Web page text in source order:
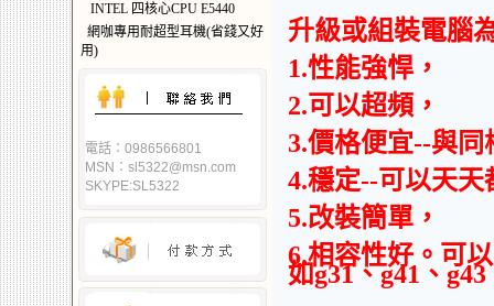
INTEL 四核心CPU E5440
網咖專用耐超型耳機(省錢又好
用)
電話：0986566801
MSN：sl5322@msn.com
SKYPE:SL5322
升級或組裝電腦
1.性能強悍，
2.可以超頻，
3.價格便宜--與
4.穩定--可以天天
5.改裝簡單，
6.相容性好。可
如g31、g41、